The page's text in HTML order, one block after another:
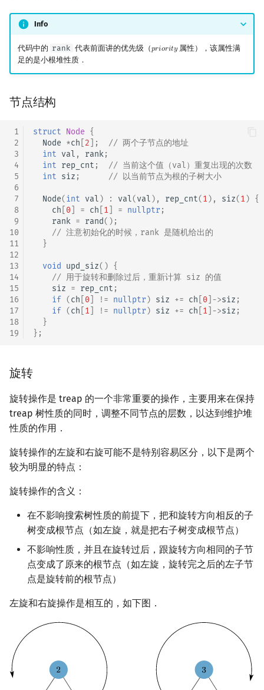
Info
代码中的 rank 代表前面讲的优先级（𝑝𝑟𝑖𝑜𝑟𝑖𝑡𝑦
priority属性），该属性满
足的是小根堆性质．
节点结构
1
2
3
4
5
6
7
8
9
10
11
12
13
14
15
16
17
18
19
struct Node {
Node *ch 2 ];
// 两个子节点的地址
int val , rank;
int rep_cnt ;
// 当前这个值（val）重复出现的次数
int siz ; // 以当前节点为根的子树大小
Node(int val) : val(val), rep_cnt(1), siz(1) {
ch 0 = ch 1 = nullptr;
rank = rand();
// 注意初始化的时候，rank 是随机给出的
}
void upd_siz() {
// 用于旋转和删除过后，重新计算 siz 的值
siz = rep_cnt ;
if (ch 0 != nullptr) siz += ch 0 ->siz ;
if (ch 1 != nullptr) siz += ch 1 ->siz ;
}
};
旋转
旋转操作是 treap 的一个非常重要的操作，主要用来在保持
treap 树性质的同时，调整不同节点的层数，以达到维护堆
性质的作用．
旋转操作的左旋和右旋可能不是特别容易区分，以下是两个
较为明显的特点：
旋转操作的含义：
在不影响搜索树性质的前提下，把和旋转方向相反的子
树变成根节点（如左旋，就是把右子树变成根节点）
不影响性质，并且在旋转过后，跟旋转方向相同的子节
点变成了原来的根节点（如左旋，旋转完之后的左子节
点是旋转前的根节点）
左旋和右旋操作是相互的，如下图．